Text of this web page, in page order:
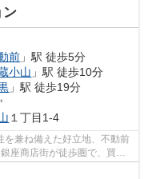
ン
前 」駅 徒歩5分
小山 」駅 徒歩10分
」駅 徒歩19分
１丁目1-4
を兼ね備えた好立地、不動前
座商店街が徒歩圏で、買い